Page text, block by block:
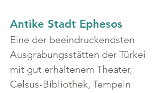
Antike Stadt Ephesos
Eine der beeindruckendsten
Ausgrabungsstätten der Türkei
mit gut erhaltenem Theater,
Celsus-Bibliothek, Tempeln